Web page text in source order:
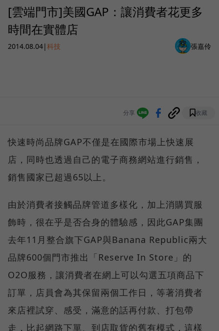
[雲端門市]美國GAP：讓消費者花更多
時間在實體店
2014.08.04|科技 張嘉伶
分享 收藏
快速時尚品牌GAP不僅是在國際市場上快速展
店，同時也透過自己的電子商務網站進行銷售，
銷售國家已超過65以上。
由於消費者接觸品牌管道多樣化，加上消購買服
飾時，很在乎是否合身的體驗感，因此GAP集團
去年11月整合旗下GAP與Banana Republic兩大
品牌600個門市推出「Reserve In Store」的
O2O服務，讓消費者在網上可以勾選五項商品下
訂單，店員會為其保留兩個工作日，等著消費者
來店裡試穿、感受，滿意的話再付款、打包帶
走，比起網路下單、到店取貨的舊有模式，這樣